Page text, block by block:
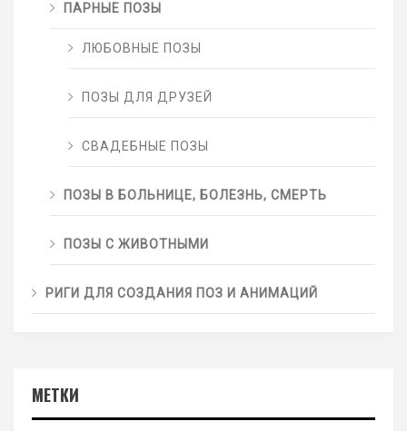
ПАРНЫЕ ПОЗЫ
ЛЮБОВНЫЕ ПОЗЫ
ПОЗЫ ДЛЯ ДРУЗЕЙ
СВАДЕБНЫЕ ПОЗЫ
ПОЗЫ В БОЛЬНИЦЕ, БОЛЕЗНЬ, СМЕРТЬ
ПОЗЫ С ЖИВОТНЫМИ
РИГИ ДЛЯ СОЗДАНИЯ ПОЗ И АНИМАЦИЙ
МЕТКИ